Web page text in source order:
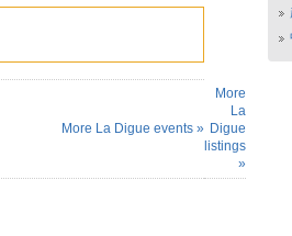
More La Digue events »
More
La
Digue
listings
»